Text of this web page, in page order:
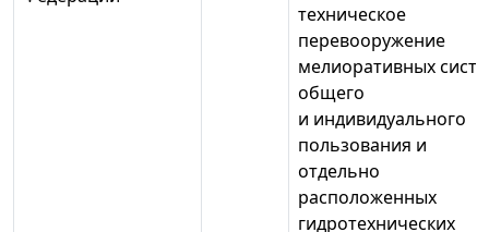
техническое
перевооружение
мелиоративных
общего
и индивидуального
пользования и
отдельно
расположенных
гидротехнических